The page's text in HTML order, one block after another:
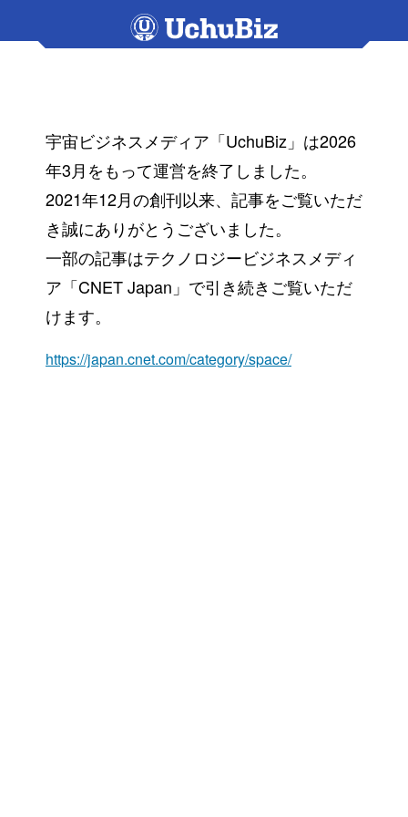
宇宙ビジネスメディア「UchuBiz」は2026
年3月をもって運営を終了しました。
2021年12月の創刊以来、記事をご覧いただ
き誠にありがとうございました。
一部の記事はテクノロジービジネスメディ
ア「CNET Japan」で引き続きご覧いただ
けます。
https://japan.cnet.com/category/space/